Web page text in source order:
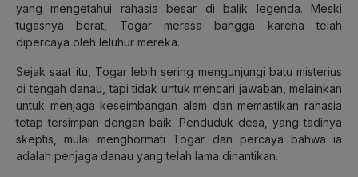
yang mengetahui rahasia besar di balik legenda. Meski
tugasnya berat, Togar merasa bangga karena telah
dipercaya oleh leluhur mereka.
Sejak saat itu, Togar lebih sering mengunjungi batu misterius
di tengah danau, tapi tidak untuk mencari jawaban, melainkan
untuk menjaga keseimbangan alam dan memastikan rahasia
tetap tersimpan dengan baik. Penduduk desa, yang tadinya
skeptis, mulai menghormati Togar dan percaya bahwa ia
adalah penjaga danau yang telah lama dinantikan.